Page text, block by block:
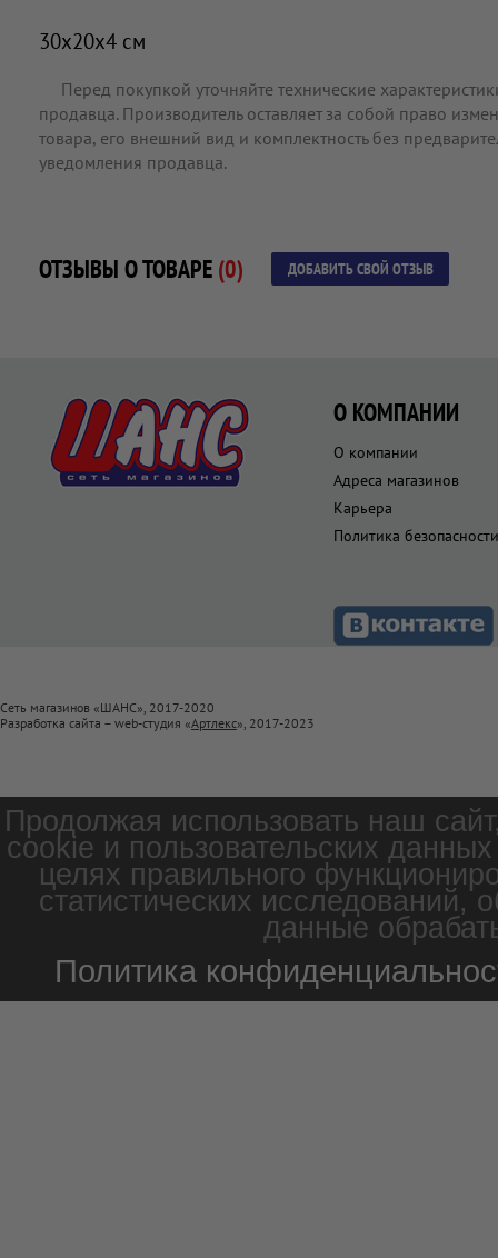
30x20х4 см
Перед покупкой уточняйте технические
продавца. Производитель оставляет за собой право
товара, его внешний вид и комплектность без
уведомления продавца.
ОТЗЫВЫ О ТОВАРЕ (0) ДОБАВИТЬ СВОЙ ОТЗЫВ
О КОМПАНИИ
О компании
Адреса магазинов
Карьера
Политика безопасности
Сеть магазинов «ШАНС», 2017-2020
Разработка сайта – web-студия «Артлекс», 2017-2023
Продолжая использовать наш
cookie и пользовательских
целях правильного
статистических
данные
Политика